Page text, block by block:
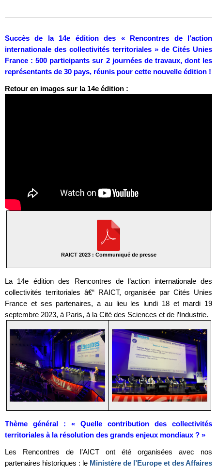
Succès de la 14e édition des « Rencontres de l’action
internationale des collectivités territoriales » de Cités Unies
France : 500 participants sur 2 journées de travaux, dont les
représentants de 30 pays, réunis pour cette nouvelle édition !
Retour en images sur la 14e édition :
RAICT 2023 : Communiqué de presse
La 14e édition des Rencontres de l’action internationale des
collectivités territoriales â€“ RAICT, organisée par Cités Unies
France et ses partenaires, a au lieu les lundi 18 et mardi 19
septembre 2023, à Paris, à la Cité des Sciences et de l’Industrie.
Thème général : « Quelle contribution des collectivités
territoriales à la résolution des grands enjeux mondiaux ? »
Les Rencontres de l’AICT ont été organisées avec nos
partenaires historiques : le Ministère de l’Europe et des Affaires